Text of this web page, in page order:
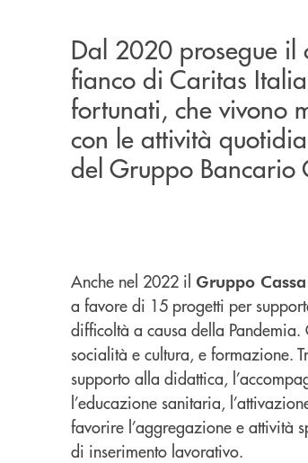
Dal 2020 prosegue il
fianco di Caritas
fortunati, che vivono
con le attività
del Gruppo Bancario
Anche nel 2022 il Gruppo
a favore di 15 progetti per
difficoltà a causa della
socialità e cultura, e formazione.
supporto alla didattica,
l’educazione sanitaria,
favorire l’aggregazione e attività
di inserimento lavorativo.